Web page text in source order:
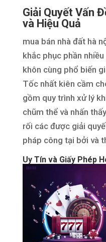
Giải Quyết Vấn
và Hiệu Quả
mua bán nhà đất hà
khắc phục phần
khôn cùng phổ biến
Tốc nhất kiên cầm
gồm quy trình xử lý
chũm thể và nhấn
rối các được giải
pháp công tại bởi và
Uy Tín và Giấy Phép